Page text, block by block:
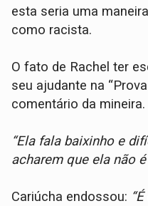
esta seria uma
como racista.
O fato de Rachel ter
seu ajudante na
comentário da mineira.
“Ela fala baixinho e
acharem que ela não
Cariúcha endossou: